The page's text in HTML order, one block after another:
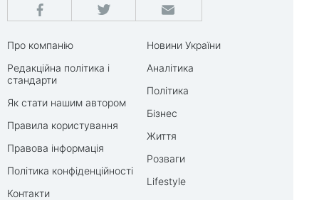
Про компанію
Редакційна політика і
стандарти
Як стати нашим автором
Правила користування
Правова інформація
Політика конфіденційності
Контакти
Новини України
Аналітика
Політика
Бізнес
Життя
Розваги
Lifestyle